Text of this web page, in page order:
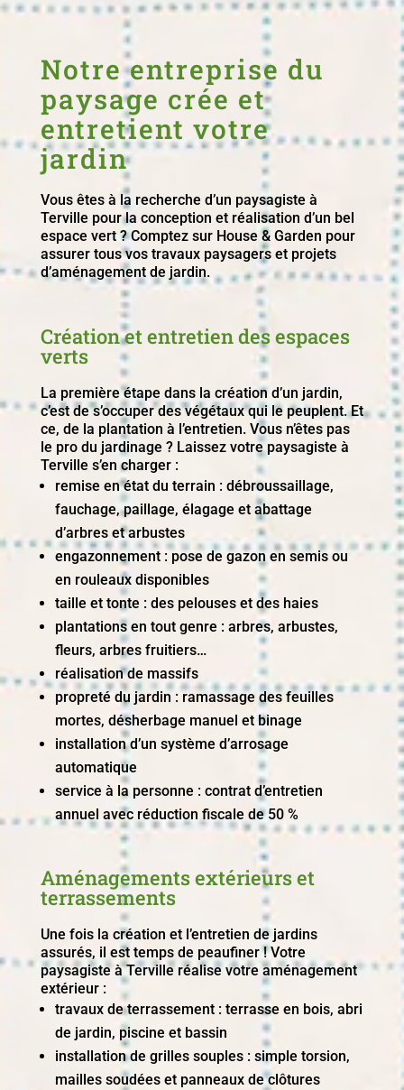
Notre entreprise du
paysage crée et
entretient votre
jardin
Vous êtes à la recherche d’un paysagiste à
Terville pour la conception et réalisation d’un bel
espace vert ? Comptez sur House & Garden pour
assurer tous vos travaux paysagers et projets
d’aménagement de jardin.
Création et entretien des espaces
verts
La première étape dans la création d’un jardin,
c’est de s’occuper des végétaux qui le peuplent. Et
ce, de la plantation à l’entretien. Vous n’êtes pas
le pro du jardinage ? Laissez votre paysagiste à
Terville s’en charger :
remise en état du terrain : débroussaillage,
fauchage, paillage, élagage et abattage
d’arbres et arbustes
engazonnement : pose de gazon en semis ou
en rouleaux disponibles
taille et tonte : des pelouses et des haies
plantations en tout genre : arbres, arbustes,
fleurs, arbres fruitiers…
réalisation de massifs
propreté du jardin : ramassage des feuilles
mortes, désherbage manuel et binage
installation d’un système d’arrosage
automatique
service à la personne : contrat d’entretien
annuel avec réduction fiscale de 50 %
Aménagements extérieurs et
terrassements
Une fois la création et l’entretien de jardins
assurés, il est temps de peaufiner ! Votre
paysagiste à Terville réalise votre aménagement
extérieur :
travaux de terrassement : terrasse en bois, abri
de jardin, piscine et bassin
installation de grilles souples : simple torsion,
mailles soudées et panneaux de clôtures